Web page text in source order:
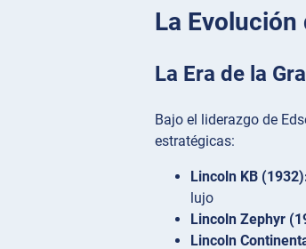
La Evolución
La Era de la
Bajo el liderazgo de
estratégicas:
Lincoln KB
lujo
Lincoln Zephyr
Lincoln